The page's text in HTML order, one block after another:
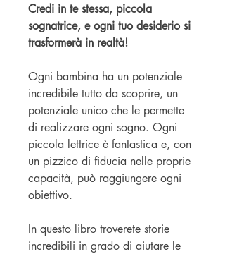
Credi in te stessa, piccola
sognatrice, e ogni tuo desiderio si
trasformerà in realtà!
Ogni bambina ha un potenziale
incredibile tutto da scoprire, un
potenziale unico che le permette
di realizzare ogni sogno. Ogni
piccola lettrice è fantastica e, con
un pizzico di fiducia nelle proprie
capacità, può raggiungere ogni
obiettivo.
In questo libro troverete storie
incredibili in grado di aiutare le